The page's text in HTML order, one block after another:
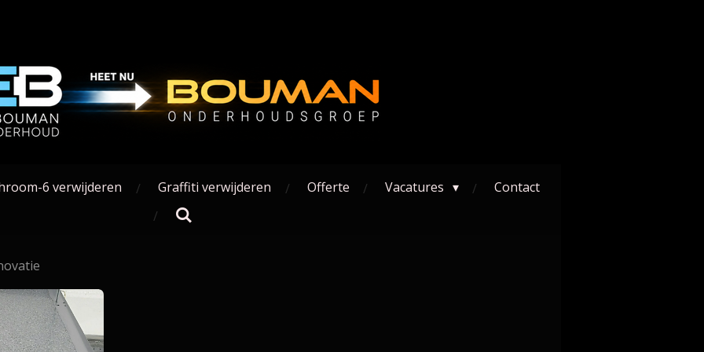
6 verwijderen Graffiti verwijderen Offerte Vacatures Contact